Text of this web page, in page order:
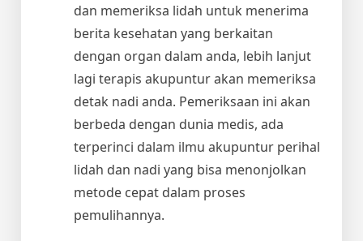
dan memeriksa lidah untuk menerima
berita kesehatan yang berkaitan
dengan organ dalam anda, lebih lanjut
lagi terapis akupuntur akan memeriksa
detak nadi anda. Pemeriksaan ini akan
berbeda dengan dunia medis, ada
terperinci dalam ilmu akupuntur perihal
lidah dan nadi yang bisa menonjolkan
metode cepat dalam proses
pemulihannya.